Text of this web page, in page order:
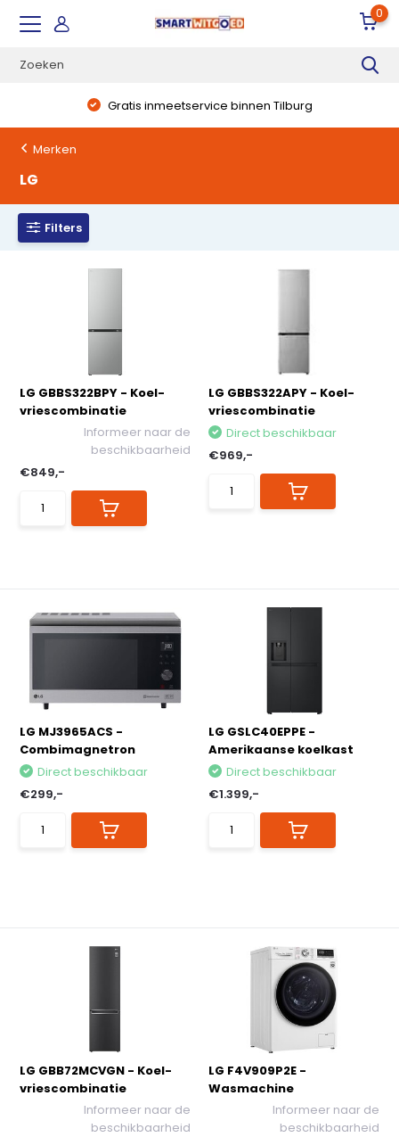
0
Gratis inmeetservice binnen Tilburg
Merken
LG
Filters
LG GBBS322BPY - Koel-
vriescombinatie
Informeer naar de
beschikbaarheid
€849,-
LG GBBS322APY - Koel-
vriescombinatie
Direct beschikbaar
€969,-
LG MJ3965ACS -
Combimagnetron
Direct beschikbaar
€299,-
LG GSLC40EPPE -
Amerikaanse koelkast
Direct beschikbaar
€1.399,-
LG GBB72MCVGN - Koel-
vriescombinatie
Informeer naar de
beschikbaarheid
LG F4V909P2E -
Wasmachine
Informeer naar de
beschikbaarheid